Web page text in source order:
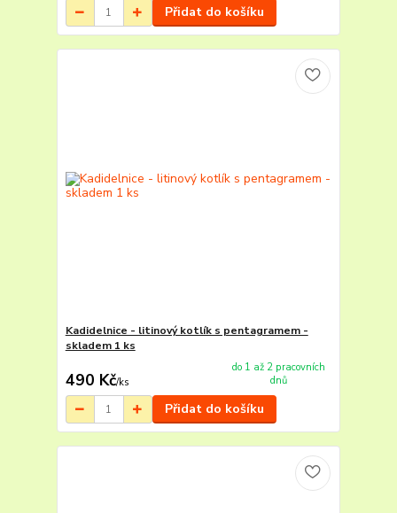
Přidat do košíku
Kadidelnice - litinový kotlík s pentagramem -
skladem 1 ks
490 Kč/ks
do 1 až 2 pracovních
dnů
Přidat do košíku